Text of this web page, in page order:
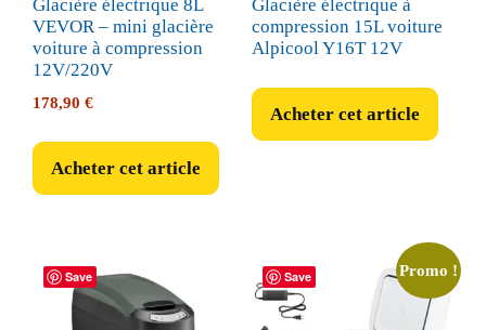
Glacière électrique 8L
VEVOR – mini glacière
voiture à compression
12V/220V
178,90 €
Acheter cet article
Glacière électrique à
compression 15L voiture
Alpicool Y16T 12V
Acheter cet article
Save Save Promo !